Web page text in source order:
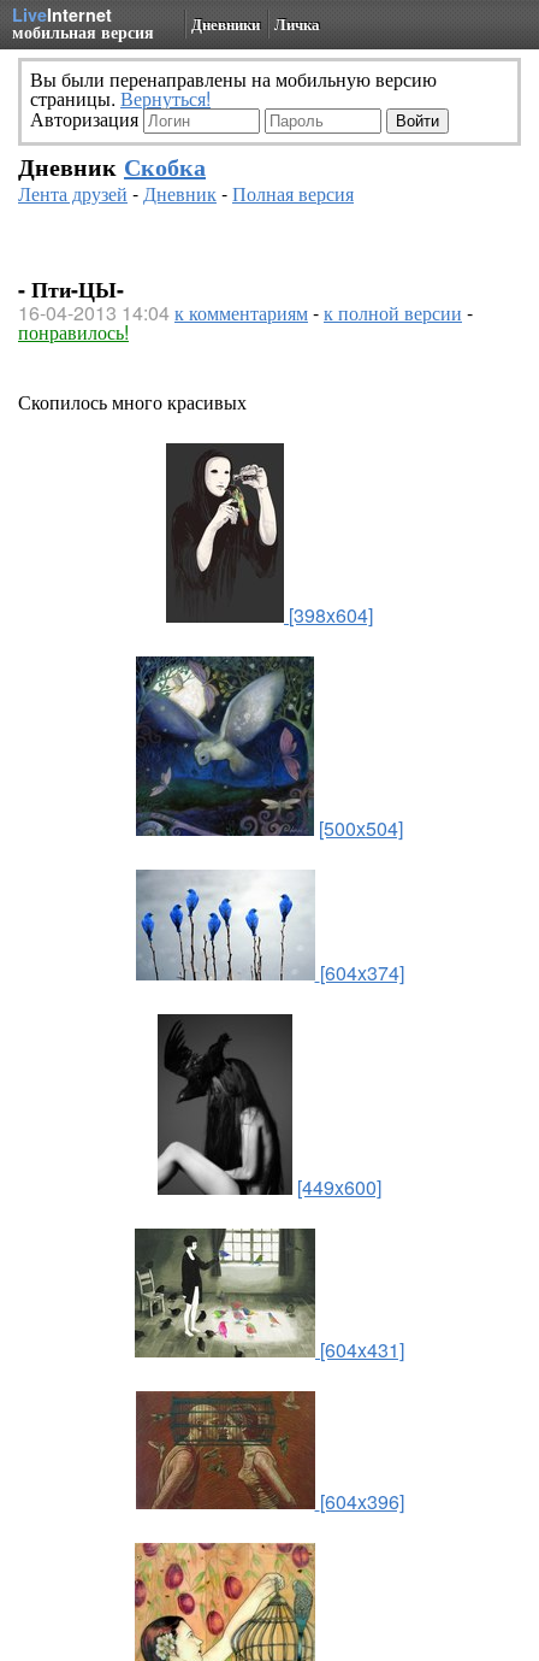
LiveInternet
мобильная версия Дневники Личка
Вы были перенаправлены на мобильную версию
страницы. Вернуться!
Авторизация
Дневник Скобка
Лента друзей -Дневник-Полная версия
- Пти-ЦЫ-
16-04-2013 14:04к комментариям-к полной версии -
понравилось!
Скопилось много красивых
[398x604]
[500x504]
[604x374]
[449x600]
[604x431]
[604x396]